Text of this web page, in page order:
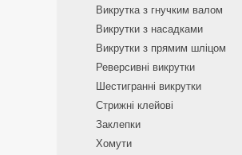
Викрутка з гнучким валом
Викрутки з насадками
Викрутки з прямим шліцом
Реверсивні викрутки
Шестигранні викрутки
Стрижні клейові
Заклепки
Хомути